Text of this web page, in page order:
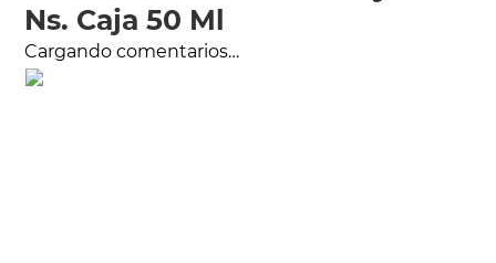
Ns. Caja 50 Ml
Cargando comentarios…